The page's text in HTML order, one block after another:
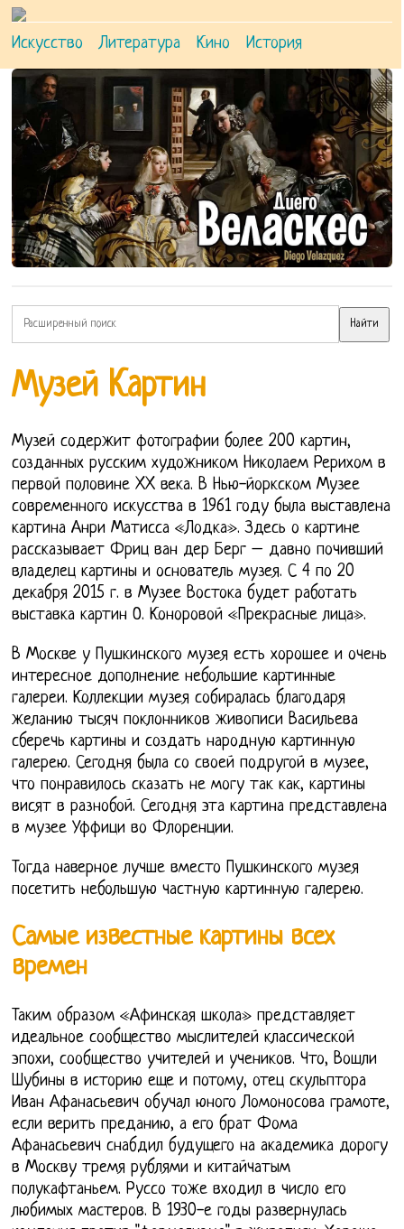
Искусство Литература Кино История
Музей Картин
Музей содержит фотографии более 200 картин,
созданных русским художником Николаем Рерихом в
первой половине XX века. В Нью-йоркском Музее
современного искусства в 1961 году была выставлена
картина Анри Матисса «Лодка». Здесь о картине
рассказывает Фриц ван дер Берг – давно почивший
владелец картины и основатель музея. С 4 по 20
декабря 2015 г. в Музее Востока будет работать
выставка картин О. Коноровой «Прекрасные лица».
В Москве у Пушкинского музея есть хорошее и очень
интересное дополнение небольшие картинные
галереи. Коллекции музея собиралась благодаря
желанию тысяч поклонников живописи Васильева
сберечь картины и создать народную картинную
галерею. Сегодня была со своей подругой в музее,
что понравилось сказать не могу так как, картины
висят в разнобой. Сегодня эта картина представлена
в музее Уффици во Флоренции.
Тогда наверное лучше вместо Пушкинского музея
посетить небольшую частную картинную галерею.
Самые известные картины всех
времен
Таким образом «Афинская школа» представляет
идеальное сообщество мыслителей классической
эпохи, сообщество учителей и учеников. Что, Вошли
Шубины в историю еще и потому, отец скульптора
Иван Афанасьевич обучал юного Ломоносова грамоте,
если верить преданию, а его брат Фома
Афанасьевич снабдил будущего на академика дорогу
в Москву тремя рублями и китайчатым
полукафтаньем. Руссо тоже входил в число его
любимых мастеров. В 1930-е годы развернулась